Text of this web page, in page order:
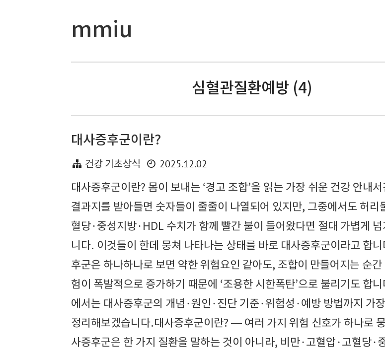
mmiu
심혈관질환예방 (4)
대사증후군이란?
건강 기초상식
2025.12.02
대사증후군이란? 몸이 보내는 ‘경고 조합’을 읽는 가장 쉬운 건강 안내
결과지를 받아들면 숫자들이 줄줄이 나열되어 있지만, 그중에서도 허리
혈당·중성지방·HDL 수치가 함께 빨간 불이 들어왔다면 절대 가볍게 넘
니다. 이것들이 한데 뭉쳐 나타나는 상태를 바로 대사증후군이라고 합
후군은 하나하나로 보면 약한 위험요인 같아도, 조합이 만들어지는 순간
험이 폭발적으로 증가하기 때문에 ‘조용한 시한폭탄’으로 불리기도 합
에서는 대사증후군의 개념·원인·진단 기준·위험성·예방 방법까지 가
정리해보겠습니다.대사증후군이란? — 여러 가지 위험 신호가 하나로
사증후군은 한 가지 질환을 말하는 것이 아니라, 비만·고혈압·고혈당·